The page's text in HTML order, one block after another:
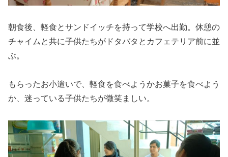
朝食後、軽食とサンドイッチを持って学校へ出勤。休憩の
チャイムと共に子供たちがドタバタとカフェテリア前に並
ぶ。
もらったお小遣いで、軽食を食べようかお菓子を食べよう
か、迷っている子供たちが微笑ましい。